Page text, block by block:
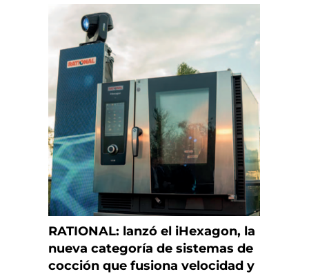
RATIONAL: lanzó el iHexagon, la
nueva categoría de sistemas de
cocción que fusiona velocidad y